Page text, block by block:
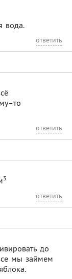
вода.
ответить
ответить
3
ответить
до
мы займем